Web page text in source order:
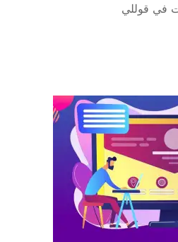
في قوللي